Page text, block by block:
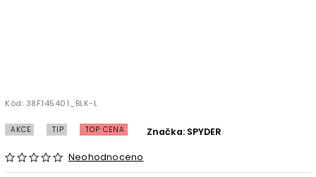
Kód: 38F145401_BLK-L
AKCE TIP TOP CENA
Neohodnoceno
Značka: SPYDER